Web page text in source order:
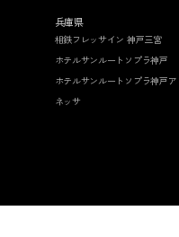
兵庫県
相鉄フレッサイン 神戸三宮
ホテルサンルートソプラ神戸
ホテルサンルートソプラ神戸ア
ネッサ